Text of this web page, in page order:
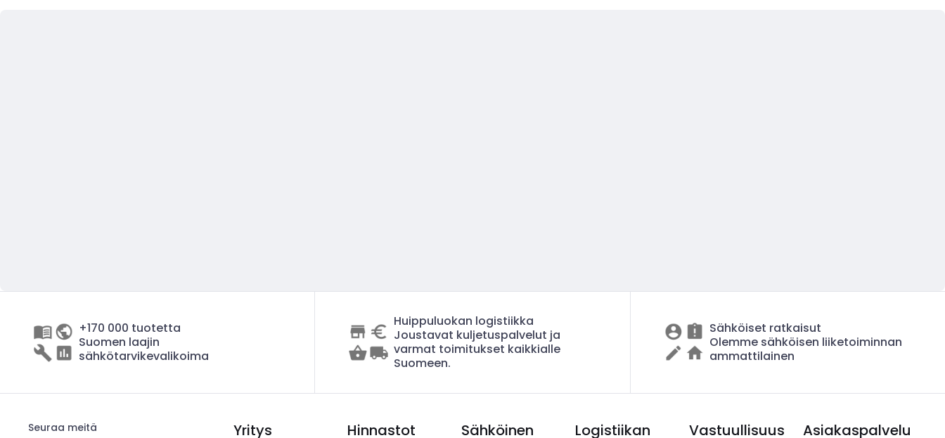
+170 000 tuotetta
Suomen laajin
sähkötarvikevalikoima
Huippuluokan logistiikka
Joustavat kuljetuspalvelut ja
varmat toimitukset kaikkialle
Suomeen.
Sähköiset ratkaisut
Olemme sähköisen liiketoiminnan
ammattilainen
Seuraa meitä Yritys Hinnastot
Sähköinen
Logistiikan
Vastuullisuus Asiakaspalvelu